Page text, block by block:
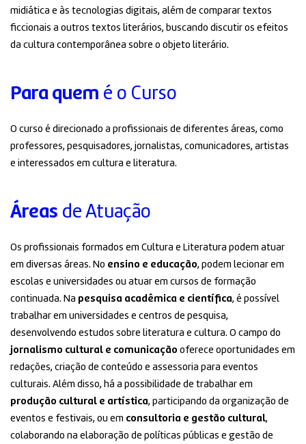
midiática e às tecnologias digitais, além de comparar textos
ficcionais a outros textos literários, buscando discutir os efeitos
da cultura contemporânea sobre o objeto literário.
Para quem é o Curso
O curso é direcionado a profissionais de diferentes áreas, como
professores, pesquisadores, jornalistas, comunicadores, artistas
e interessados em cultura e literatura.
Áreas de Atuação
Os profissionais formados em Cultura e Literatura podem atuar
em diversas áreas. No ensino e educação, podem lecionar em
escolas e universidades ou atuar em cursos de formação
continuada. Na pesquisa acadêmica e científica, é possível
trabalhar em universidades e centros de pesquisa,
desenvolvendo estudos sobre literatura e cultura. O campo do
jornalismo cultural e comunicação oferece oportunidades em
redações, criação de conteúdo e assessoria para eventos
culturais. Além disso, há a possibilidade de trabalhar em
produção cultural e artística, participando da organização de
eventos e festivais, ou em consultoria e gestão cultural,
colaborando na elaboração de políticas públicas e gestão de